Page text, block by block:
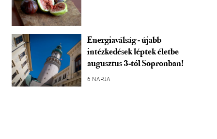
Energiaválság - újabb
intézkedések léptek életbe
augusztus 3-tól Sopronban!
6 NAPJA